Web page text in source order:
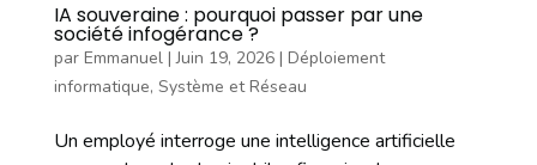
IA souveraine : pourquoi passer par une
société infogérance ?
par Emmanuel|Juin 19, 2026| Déploiement
informatique, Système et Réseau
Un employé interroge une intelligence artificielle